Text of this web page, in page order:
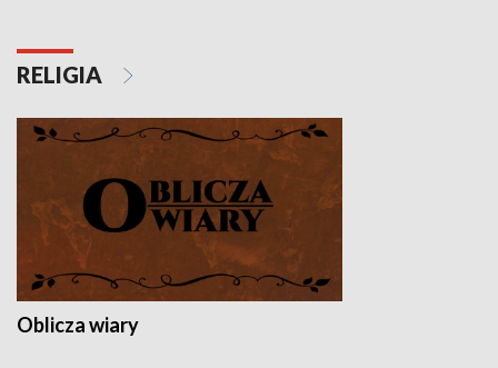
RELIGIA
Oblicza wiary